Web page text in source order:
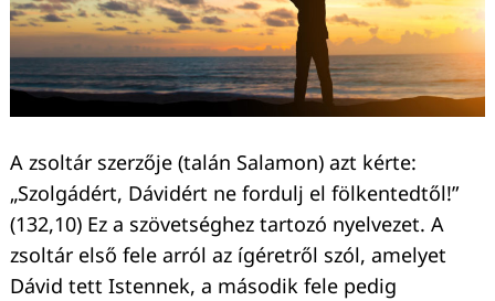
A zsoltár szerzője (talán Salamon) azt kérte:
„Szolgádért, Dávidért ne fordulj el fölkentedtől!”
(132,10) Ez a szövetséghez tartozó nyelvezet. A
zsoltár első fele arról az ígéretről szól, amelyet
Dávid tett Istennek, a második fele pedig